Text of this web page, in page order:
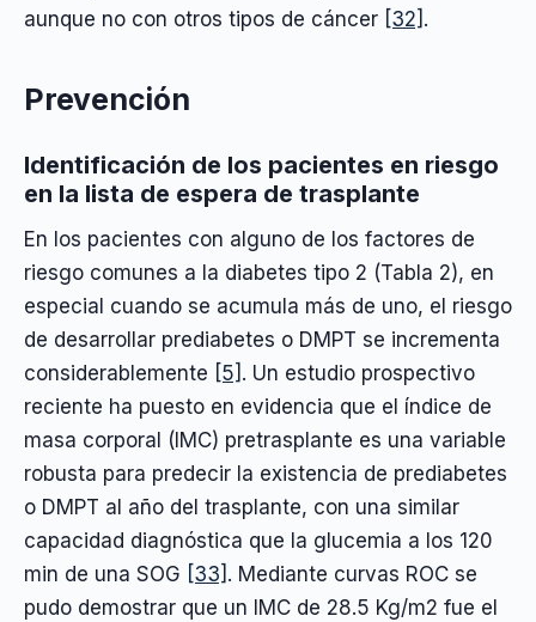
aunque no con otros tipos de cáncer [32] .
Prevención
Identificación de los pacientes en riesgo
en la lista de espera de trasplante
En los pacientes con alguno de los factores de
riesgo comunes a la diabetes tipo 2 (Tabla 2), en
especial cuando se acumula más de uno, el riesgo
de desarrollar prediabetes o DMPT se incrementa
considerablemente [5] . Un estudio prospectivo
reciente ha puesto en evidencia que el índice de
masa corporal (IMC) pretrasplante es una variable
robusta para predecir la existencia de prediabetes
o DMPT al año del trasplante, con una similar
capacidad diagnóstica que la glucemia a los 120
min de una SOG [33] . Mediante curvas ROC se
pudo demostrar que un IMC de 28.5 Kg/m2 fue el